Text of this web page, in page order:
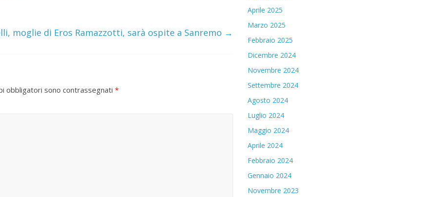
moglie di Eros Ramazzotti, sarà ospite a Sanremo →
obbligatori sono contrassegnati *
Aprile 2025
Marzo 2025
Febbraio 2025
Dicembre 2024
Novembre 2024
Settembre 2024
Agosto 2024
Luglio 2024
Maggio 2024
Aprile 2024
Febbraio 2024
Gennaio 2024
Novembre 2023